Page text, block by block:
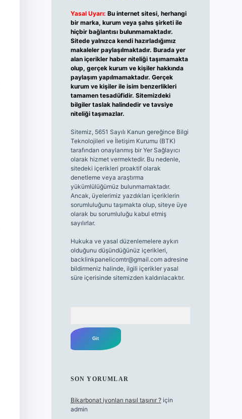
Yasal Uyarı: Bu internet sitesi, herhangi
bir marka, kurum veya şahıs şirketi ile
hiçbir bağlantısı bulunmamaktadır.
Sitede yalnızca kendi hazırladığımız
makaleler paylaşılmaktadır. Burada yer
alan içerikler haber niteliği taşımamakta
olup, gerçek kurum ve kişiler hakkında
paylaşım yapılmamaktadır. Gerçek
kurum ve kişiler ile isim benzerlikleri
tamamen tesadüfidir. Sitemizdeki
bilgiler taslak halindedir ve tavsiye
niteliği taşımazlar.
Sitemiz, 5651 Sayılı Kanun gereğince Bilgi
Teknolojileri ve İletişim Kurumu (BTK)
tarafından onaylanmış bir Yer Sağlayıcı
olarak hizmet vermektedir. Bu nedenle,
sitedeki içerikleri proaktif olarak
denetleme veya araştırma
yükümlülüğümüz bulunmamaktadır.
Ancak, üyelerimiz yazdıkları içeriklerin
sorumluluğunu taşımakta olup, siteye üye
olarak bu sorumluluğu kabul etmiş
sayılırlar.
Hukuka ve yasal düzenlemelere aykırı
olduğunu düşündüğünüz içerikleri,
backlinkpanelicomtr@gmail.comadresine
bildirmeniz halinde, ilgili içerikler yasal
süre içerisinde sitemizden kaldırılacaktır.
SON YORUMLAR
Bikarbonat iyonları nasıl taşınır ?için
admin